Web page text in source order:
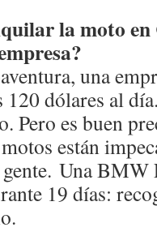
la moto
una
120 dólares al
Pero es buen
están
Una BMW
19 días: